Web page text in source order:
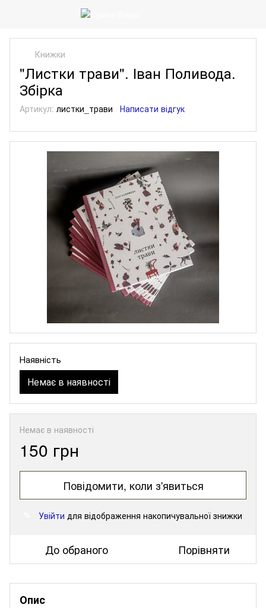
Книжки
"Листки трави". Іван Поливода.
Збірка
Артикул: листки_трави Написати відгук
Наявність
Немає в наявності
Немає в наявності
150 грн
Повідомити, коли з'явиться
Увійти для відображення накопичувальної знижки
До обраного Порівняти
Опис